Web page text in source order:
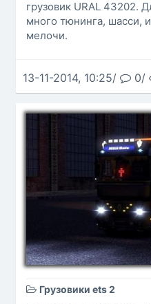
грузовик URAL 43202.
много тюнинга, шасси,
мелочи.
13-11-2014, 10:25/ 0/
Грузовики ets 2